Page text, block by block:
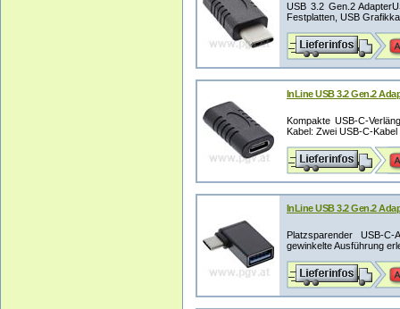
USB 3.2 Gen.2
Festplatten, USB
InLine USB 3.2 Gen.2
Kompakte USB-C-
Kabel: Zwei USB-C-
InLine USB 3.2 Gen.2
Platzsparender USB-
gewinkelte Ausführung